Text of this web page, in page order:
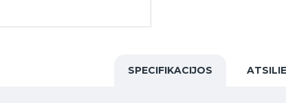
SPECIFIKACIJOS